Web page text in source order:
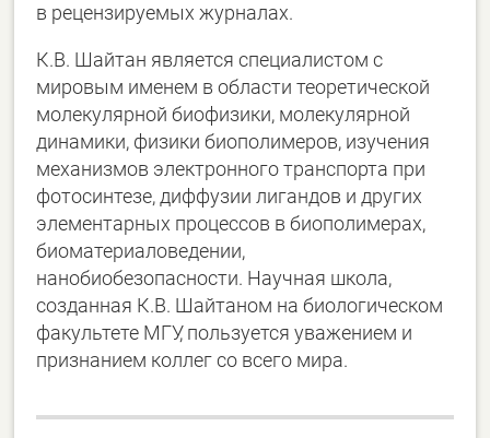
в рецензируемых журналах.
К.В. Шайтан является специалистом с
мировым именем в области теоретической
молекулярной биофизики, молекулярной
динамики, физики биополимеров, изучения
механизмов электронного транспорта при
фотосинтезе, диффузии лигандов и других
элементарных процессов в биополимерах,
биоматериаловедении,
нанобиобезопасности. Научная школа,
созданная К.В. Шайтаном на биологическом
факультете МГУ, пользуется уважением и
признанием коллег со всего мира.